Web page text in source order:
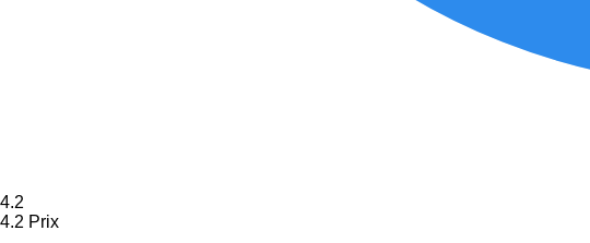
4.2
4.2 Prix